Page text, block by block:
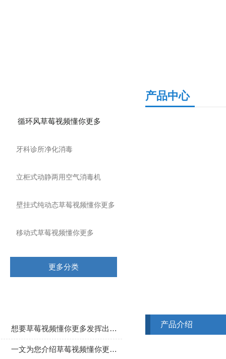
循环风草莓视频懂你更多
牙科诊所净化消毒
立柜式动静两用空气消毒机
壁挂式纯动态草莓视频懂你更多
移动式草莓视频懂你更多
更多分类
想要草莓视频懂你更多发挥出更好效果要做好以下几点
一文为您介绍草莓视频懂你更多的使用方法
产品中心
产品介绍